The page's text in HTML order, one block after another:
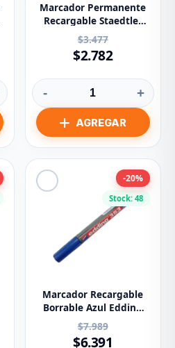
Marcador Permanente
Recargable Staedtler
350 Rojo
$3.477
$2.782
- +
Stock: 48
-20%
Marcador Recargable
Borrable Azul Edding
Ref 353
$7.989
$6.391